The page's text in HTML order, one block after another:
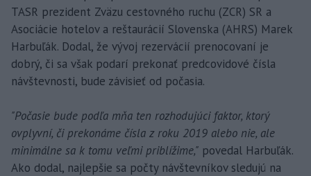
TASR prezident Zväzu cestovného ruchu (ZCR) SR a
Asociácie hotelov a reštaurácií Slovenska (AHRS) Marek
Harbuľák. Dodal, že vývoj rezervácií prenocovaní je
dobrý, či sa však podarí prekonať predcovidové čísla
návštevnosti, bude závisieť od počasia.
"Počasie bude podľa mňa ten rozhodujúci faktor, ktorý
ovplyvní, či prekonáme čísla z roku 2019 alebo nie, ale
minimálne sa k tomu veľmi priblížime," povedal Harbuľák.
Ako dodal, najlepšie sa počty návštevníkov sledujú na